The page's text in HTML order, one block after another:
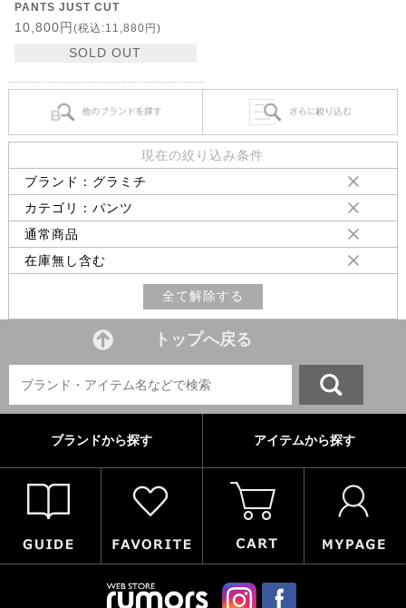
PANTS JUST CUT
10,800円 (税込:11,880円)
SOLD OUT
現在の絞り込み条件
ブランド：グラミチ
カテゴリ：パンツ
通常商品
在庫無し含む
全て解除する
トップへ戻る
ブランドから探す アイテムから探す